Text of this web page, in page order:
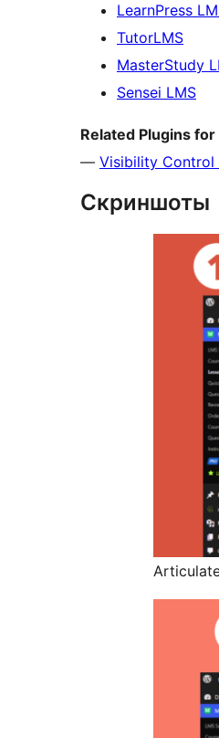
LearnPress
TutorLMS
MasterStudy
Sensei LMS
Related Plugins
— Visibility Control
Скриншоты